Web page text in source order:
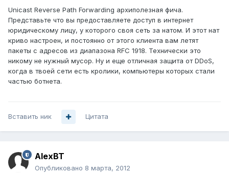
Unicast Reverse Path Forwarding архиполезная фича.
Представьте что вы предоставляете доступ в интернет
юридическому лицу, у которого своя сеть за натом. И этот нат
криво настроен, и постоянно от этого клиента вам летят
пакеты с адресов из диапазона RFC 1918. Технически это
никому не нужный мусор. Ну и еще отличная защита от DDoS,
когда в твоей сети есть кролики, компьютеры которых стали
частью ботнета.
Вставить ник Цитата
AlexBT
Опубликовано 8 марта, 2012